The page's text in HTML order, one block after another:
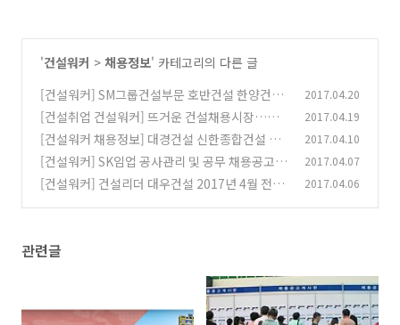
'건설워커 > 채용정보' 카테고리의 다른 글
[건설워커] SM그룹건설부문 호반건설 한양건설
영동건설 채용정보 (0)
2017.04.20
[건설취업 건설워커] 뜨거운 건설채용시장…코
오롱·서희 등 중견 건설사 채용 활발
(0)
2017.04.19
[건설워커 채용정보] 대경건설 신한종합건설 화
성산업 진흥기업 대우조선해양건설
(0)
2017.04.10
[건설워커] SK임업 공사관리 및 공무 채용공고 #
건설취업 #기술직 (0)
2017.04.07
[건설워커] 건설리더 대우건설 2017년 4월 전문
2017.04.06
관련글